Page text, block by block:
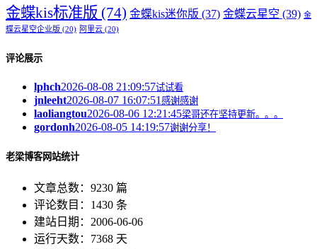
金蝶kis标准版 (74) 金蝶kis迷你版 (37) 金蝶云星空 (39) 金
蝶云星空企业版 (20) 阿里云 (20)
评论展示
lphch2026-08-08 21:09:57试试看
jnleeht2026-08-07 16:07:51 感谢感谢
laoliangtou2026-08-06 12:21:45梁哥还在坚持更新。。。
gordonh2026-08-05 14:19:57谢谢分享！
老梁博客网站统计
文章总数：9230 篇
评论数目：1430 条
建站日期：2006-06-06
运行天数：7368 天